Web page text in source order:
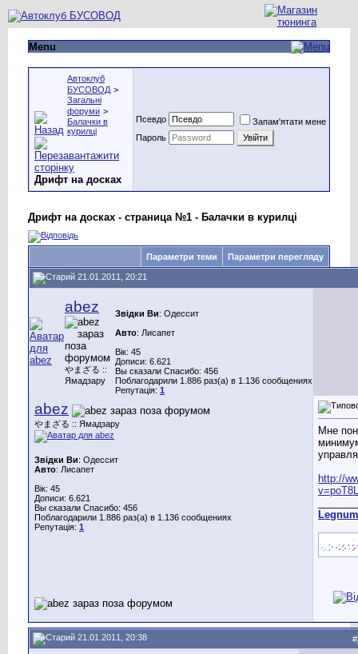
Menu
Автоклуб
БУСОВОД >
Загальні
форуми >
Балачки в
курилці
Дрифт на досках
Псевдо
Запам'ятати мене
Пароль
Дрифт на досках - страница №1 - Балачки в курилці
Параметри теми Параметри перегляду
21.01.2011, 20:21
abez
やまざる ::
Ямадзару
Звідки Ви: Одессит
Авто: Лисапет
Вік: 45
Дописи: 6.621
Вы сказали Спасибо: 456
Поблагодарили 1.886 раз(а) в 1.136 сообщениях
Репутація: 1
abez
やまざる :: Ямадзару
Звідки Ви: Одессит
Авто: Лисапет
Вік: 45
Дописи: 6.621
Вы сказали Спасибо: 456
Поблагодарили 1.886 раз(а) в 1.136 сообщениях
Репутація: 1
Мне
http://
Legnum
21.01.2011, 20:38 #